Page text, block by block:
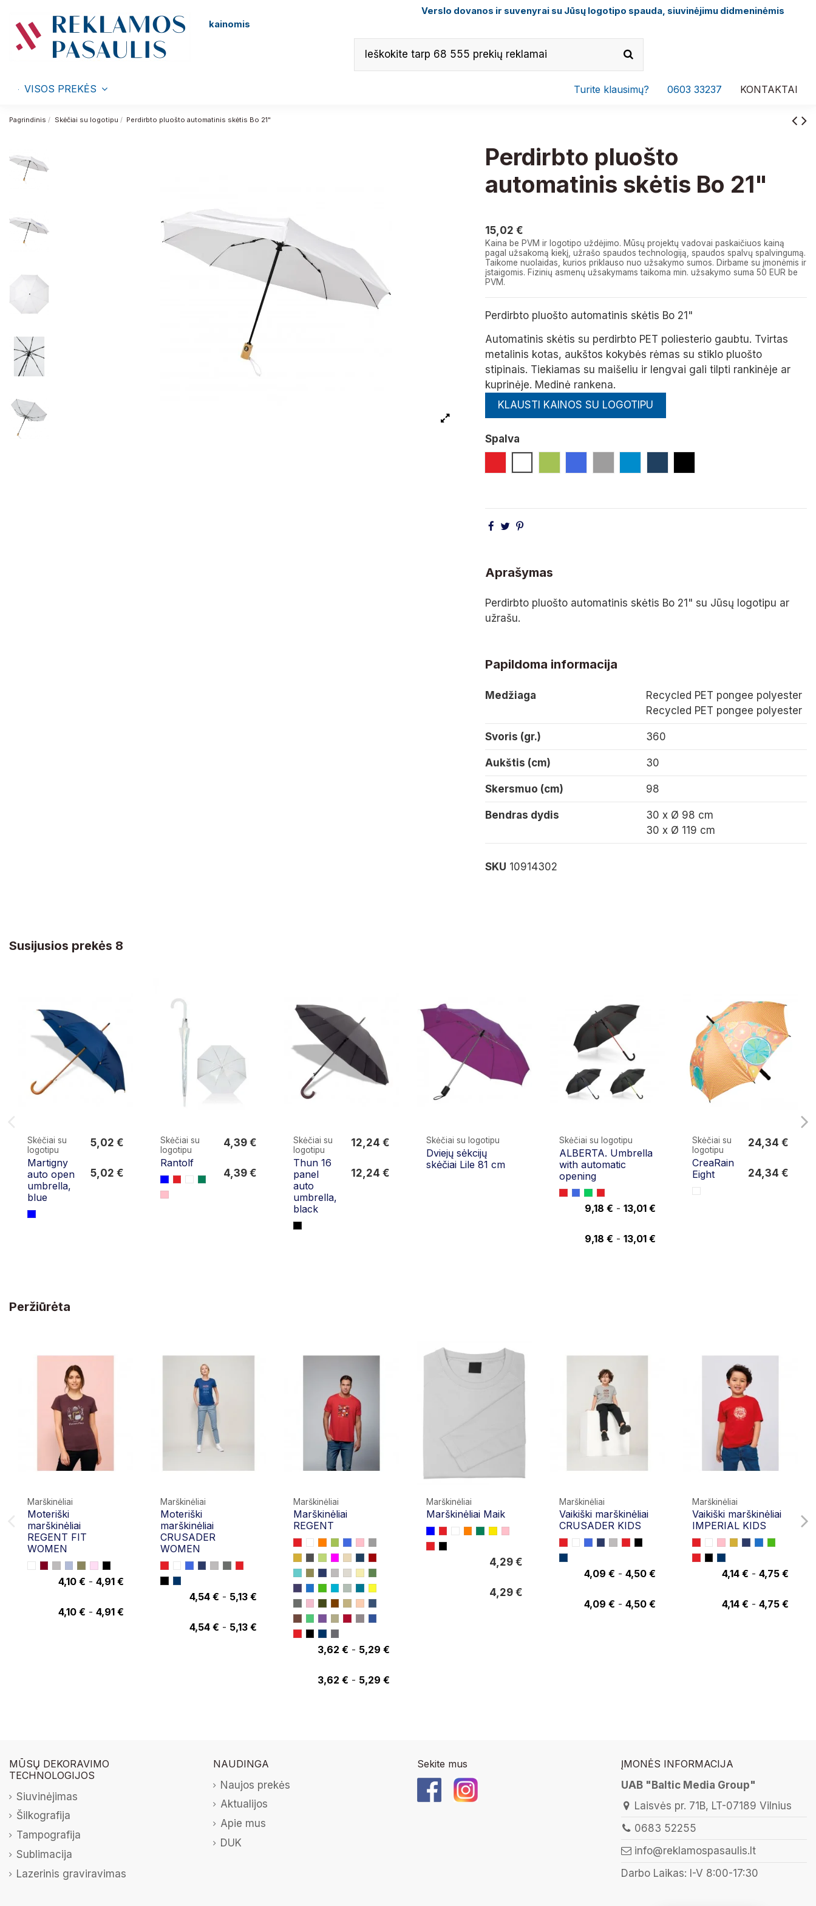
Verslo dovanos ir suvenyrai su Jūsų logotipo spauda, siuvinėjimu didmeninėmis
kainomis
VISOS PREKĖS KONTAKTAI
0603 33237
Turite klausimų?
Pagrindinis Skėčiai su logotipu Perdirbto pluošto automatinis skėtis Bo 21"
Perdirbto pluošto
automatinis skėtis Bo 21"
15,02 €
Kaina be PVM ir logotipo uždėjimo. Mūsų projektų vadovai paskaičiuos kainą
pagal užsakomą kiekį, užrašo spaudos technologiją, spaudos spalvų spalvingumą.
Taikome nuolaidas, kurios priklauso nuo užsakymo sumos. Dirbame su įmonėmis ir
įstaigomis. Fizinių asmenų užsakymams taikoma min. užsakymo suma 50 EUR be
PVM.
Perdirbto pluošto automatinis skėtis Bo 21"
Automatinis skėtis su perdirbto PET poliesterio gaubtu. Tvirtas
metalinis kotas, aukštos kokybės rėmas su stiklo pluošto
stipinais. Tiekiamas su maišeliu ir lengvai gali tilpti rankinėje ar
kuprinėje. Medinė rankena.
KLAUSTI KAINOS SU LOGOTIPU
Spalva
Aprašymas
Perdirbto pluošto automatinis skėtis Bo 21" su Jūsų logotipu ar
užrašu.
Papildoma informacija
Medžiaga
Recycled PET pongee polyester
Recycled PET pongee polyester
Svoris (gr.) 360
Aukštis (cm) 30
Skersmuo (cm) 98
Bendras dydis
30 x Ø 98 cm
30 x Ø 119 cm
SKU 10914302
Susijusios prekės 8
Skėčiai su
logotipu
Martigny
auto open
umbrella,
blue
5,02 €
5,02 €
Skėčiai su
logotipu
Rantolf
4,39 €
4,39 €
Skėčiai su
logotipu
Thun 16
panel
auto
umbrella,
black
12,24 €
12,24 €
Skėčiai su logotipu
Dviejų sėkcijų
skėčiai Lile 81 cm
Skėčiai su logotipu
ALBERTA. Umbrella
with automatic
opening
9,18 € - 13,01 €
9,18 € - 13,01 €
Skėčiai su
logotipu
CreaRain
Eight
24,34 €
24,34 €
Peržiūrėta
Marškinėliai
Moteriški
marškinėliai
REGENT FIT
WOMEN
4,10 € - 4,91 €
4,10 € - 4,91 €
Marškinėliai
Moteriški
marškinėliai
CRUSADER
WOMEN
4,54 € - 5,13 €
4,54 € - 5,13 €
Marškinėliai
Marškinėliai
REGENT
3,62 € - 5,29 €
3,62 € - 5,29 €
Marškinėliai
Marškinėliai Maik
4,29 €
4,29 €
Marškinėliai
Vaikiški marškinėliai
CRUSADER KIDS
4,09 € - 4,50 €
4,09 € - 4,50 €
Marškinėliai
Vaikiški marškinėliai
IMPERIAL KIDS
4,14 € - 4,75 €
4,14 € - 4,75 €
MŪSŲ DEKORAVIMO
TECHNOLOGIJOS
Siuvinėjimas
Šilkografija
Tampografija
Sublimacija
Lazerinis graviravimas
NAUDINGA
Naujos prekės
Aktualijos
Apie mus
DUK
Sekite mus
ĮMONĖS INFORMACIJA
UAB "Baltic Media Group"
Laisvės pr. 71B, LT-07189 Vilnius
0683 52255
info@reklamospasaulis.lt
Darbo Laikas: I-V 8:00-17:30